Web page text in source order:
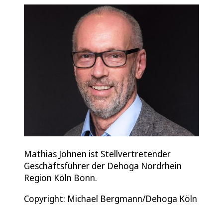
Mathias Johnen ist Stellvertretender
Geschäftsführer der Dehoga Nordrhein
Region Köln Bonn.
Copyright: Michael Bergmann/Dehoga Köln